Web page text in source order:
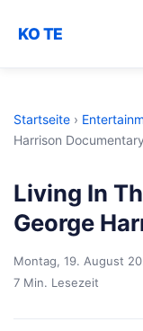
KO TE
Startseite ›
Harrison Documentary
Living In
George
Montag, 19. August
7 Min. Lesezeit